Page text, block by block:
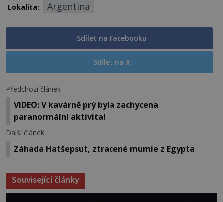
Lokalita: Argentina
Sdílet na Facebooku
Sdílet na X
Předchozí článek
VIDEO: V kavárně prý byla zachycena
paranormální aktivita!
Další článek
Záhada Hatšepsut, ztracené mumie z Egypta
Související články